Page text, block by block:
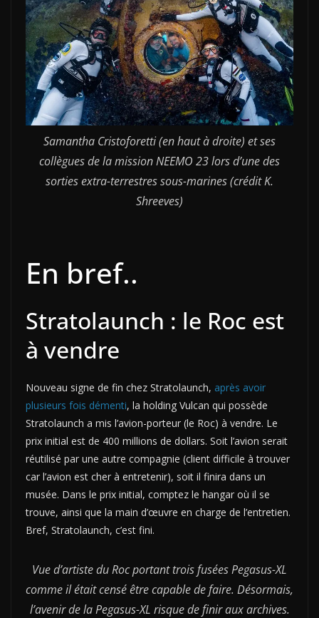
Samantha Cristoforetti (en haut à droite) et ses
collègues de la mission NEEMO 23 lors d’une des
sorties extra-terrestres sous-marines (crédit K.
Shreeves)
En bref..
Stratolaunch : le Roc est
à vendre
Nouveau signe de fin chez Stratolaunch, après avoir
plusieurs fois démenti, la holding Vulcan qui possède
Stratolaunch a mis l’avion-porteur (le Roc) à vendre. Le
prix initial est de 400 millions de dollars. Soit l’avion serait
réutilisé par une autre compagnie (client difficile à trouver
car l’avion est cher à entretenir), soit il finira dans un
musée. Dans le prix initial, comptez le hangar où il se
trouve, ainsi que la main d’œuvre en charge de l’entretien.
Bref, Stratolaunch, c’est fini.
Vue d’artiste du Roc portant trois fusées Pegasus-XL
comme il était censé être capable de faire. Désormais,
l’avenir de la Pegasus-XL risque de finir aux archives.